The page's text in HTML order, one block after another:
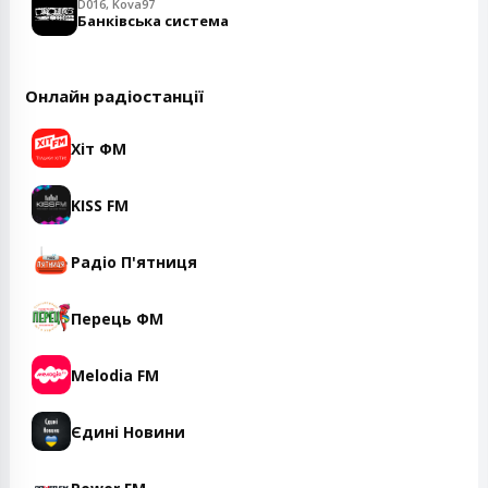
D016, Kova97
Банківська система
Онлайн радіостанції
Хіт ФМ
KISS FM
Радіо П'ятниця
Перець ФМ
Melodia FM
Єдині Новини